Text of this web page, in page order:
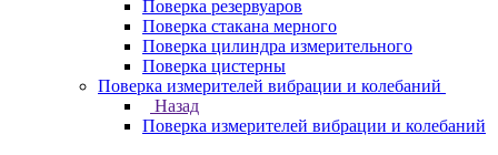
Поверка резервуаров
Поверка стакана мерного
Поверка цилиндра измерительного
Поверка цистерны
Поверка измерителей вибрации и колебаний
Назад
Поверка измерителей вибрации и колебаний